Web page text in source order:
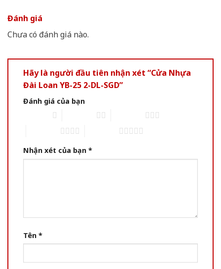
Đánh giá
Chưa có đánh giá nào.
Hãy là người đầu tiên nhận xét “Cửa Nhựa
Đài Loan YB-25 2-DL-SGD”
Đánh giá của bạn
Nhận xét của bạn *
Tên *